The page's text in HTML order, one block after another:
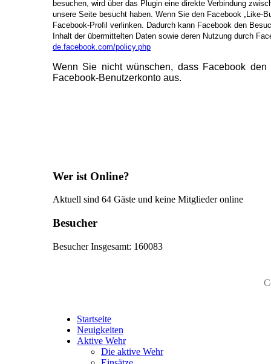
besuchen, wird über das Plugin eine direkte Verbindung
unsere Seite besucht haben. Wenn Sie den Facebook „Like-
Facebook-Profil verlinken. Dadurch kann Facebook den
Inhalt der übermittelten Daten sowie deren Nutzung durch
de.facebook.com/policy.php
Wenn Sie nicht wünschen, dass Facebook
Facebook-Benutzerkonto aus.
Wer ist Online?
Aktuell sind 64 Gäste und keine Mitglieder online
Besucher
Besucher Insgesamt: 160083
Startseite
Neuigkeiten
Aktive Wehr
Die aktive Wehr